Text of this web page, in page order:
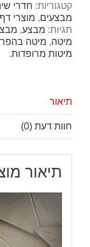
קטגוריות: חדרי
מבצעים, מוצרי
תגיות: מבצע,
מיטה, מיטה
מיטות מרופדות.
תיאור
חוות דעת (0)
תיאור